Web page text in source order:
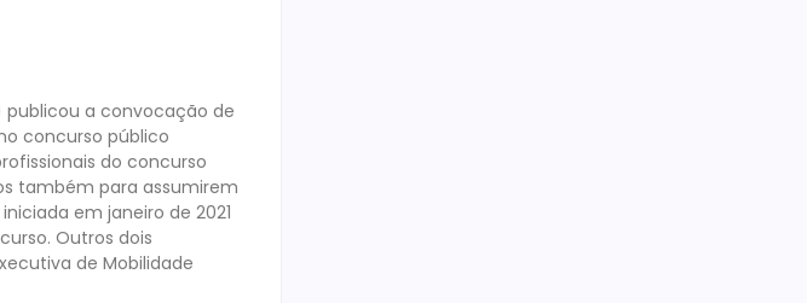
publicou a convocação de
concurso público
do concurso
também para assumirem
em janeiro de 2021
Outros dois
de Mobilidade